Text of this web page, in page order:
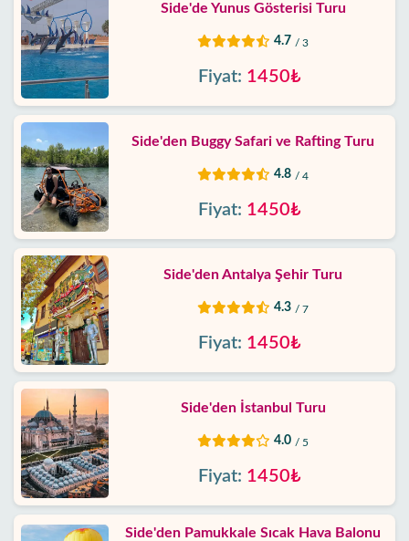
Side'de Yunus Gösterisi Turu
4.7 / 3
Fiyat: 1450₺
Side'den Buggy Safari ve Rafting Turu
4.8 / 4
Fiyat: 1450₺
Side'den Antalya Şehir Turu
4.3 / 7
Fiyat: 1450₺
Side'den İstanbul Turu
4.0 / 5
Fiyat: 1450₺
Side'den Pamukkale Sıcak Hava Balonu